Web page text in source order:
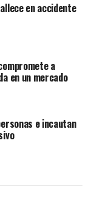
participaron
Nacional de
en accidente
a
en un mercado
e incautan